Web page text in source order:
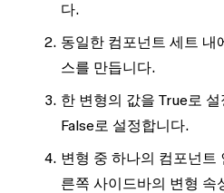
다.
동일한 컴포넌트 세트 내
스를 만듭니다.
한 변형의 값을 True로 설
False로 설정합니다.
변형 중 하나의 컴포넌트
른쪽 사이드바의 변형 속